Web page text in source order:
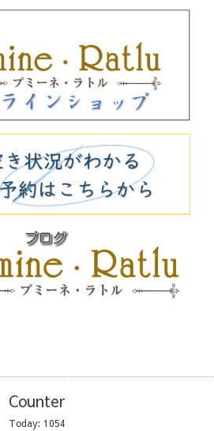
Counter
Today: 1054